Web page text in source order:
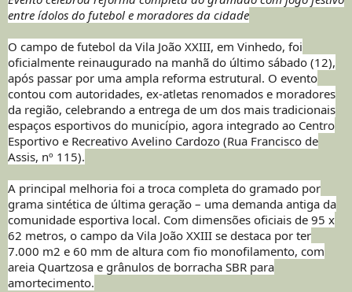
entre ídolos do futebol e moradores da cidade
O campo de futebol da Vila João XXIII, em Vinhedo, foi
oficialmente reinaugurado na manhã do último sábado (12),
após passar por uma ampla reforma estrutural. O evento
contou com autoridades, ex-atletas renomados e moradores
da região, celebrando a entrega de um dos mais tradicionais
espaços esportivos do município, agora integrado ao Centro
Esportivo e Recreativo Avelino Cardozo (Rua Francisco de
Assis, nº 115).
A principal melhoria foi a troca completa do gramado por
grama sintética de última geração – uma demanda antiga da
comunidade esportiva local. Com dimensões oficiais de 95 x
62 metros, o campo da Vila João XXIII se destaca por ter
7.000 m2 e 60 mm de altura com fio monofilamento, com
areia Quartzosa e grânulos de borracha SBR para
amortecimento.